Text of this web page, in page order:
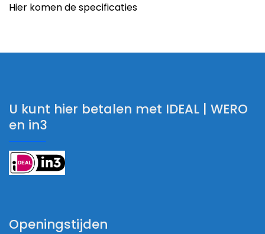
Hier komen de specificaties
U kunt hier betalen met IDEAL | WERO
en in3
Openingstijden